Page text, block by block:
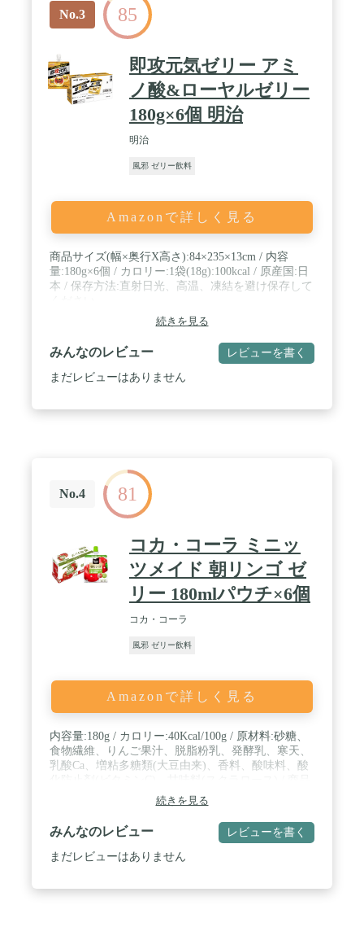
No.3 85
即攻元気ゼリー アミ
ノ酸&ローヤルゼリー
180g×6個 明治
明治
風邪 ゼリー飲料
Amazonで詳しく見る
商品サイズ(幅×奥行X高さ):84×235×13cm / 内容
量:180g×6個 / カロリー:1袋(18g):100kcal / 原産国:日
本 / 保存方法:直射日光、高温、凍結を避け保存して
続きを見る
みんなのレビュー レビューを書く
まだレビューはありません
No.4 81
コカ・コーラ ミニッ
ツメイド 朝リンゴ ゼ
リー 180mlパウチ×6個
コカ・コーラ
風邪 ゼリー飲料
Amazonで詳しく見る
内容量:180g / カロリー:40Kcal/100g / 原材料:砂糖、
食物繊維、りんご果汁、脱脂粉乳、発酵乳、寒天、
乳酸Ca、増粘多糖類(大豆由来)、香料、酸味料、酸
サイズ(高さx奥行x幅):135mm×85mm×245mm
続きを見る
みんなのレビュー レビューを書く
まだレビューはありません